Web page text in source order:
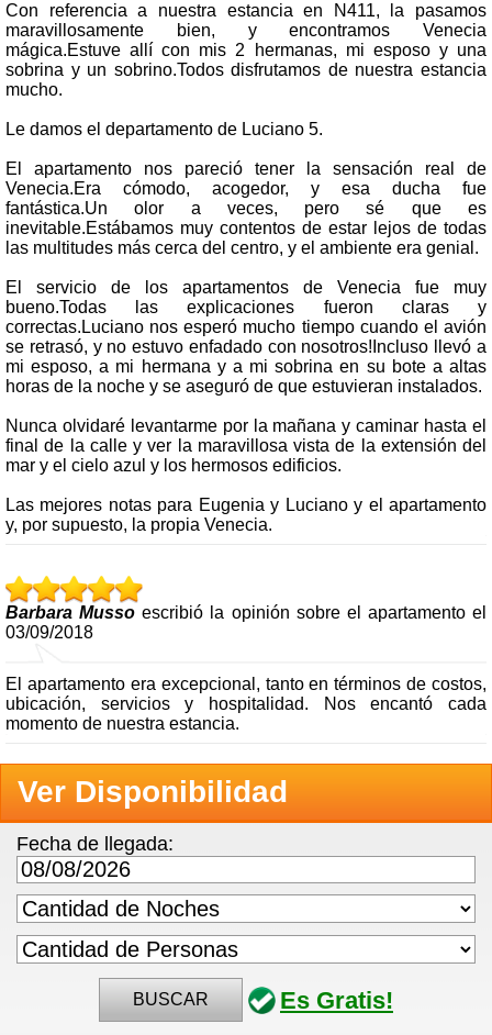
Con referencia a nuestra estancia en N411, la pasamos
maravillosamente bien, y encontramos Venecia
mágica.Estuve allí con mis 2 hermanas, mi esposo y una
sobrina y un sobrino.Todos disfrutamos de nuestra estancia
mucho.
Le damos el departamento de Luciano 5.
El apartamento nos pareció tener la sensación real de
Venecia.Era cómodo, acogedor, y esa ducha fue
fantástica.Un olor a veces, pero sé que es
inevitable.Estábamos muy contentos de estar lejos de todas
las multitudes más cerca del centro, y el ambiente era genial.
El servicio de los apartamentos de Venecia fue muy
bueno.Todas las explicaciones fueron claras y
correctas.Luciano nos esperó mucho tiempo cuando el avión
se retrasó, y no estuvo enfadado con nosotros!Incluso llevó a
mi esposo, a mi hermana y a mi sobrina en su bote a altas
horas de la noche y se aseguró de que estuvieran instalados.
Nunca olvidaré levantarme por la mañana y caminar hasta el
final de la calle y ver la maravillosa vista de la extensión del
mar y el cielo azul y los hermosos edificios.
Las mejores notas para Eugenia y Luciano y el apartamento
y, por supuesto, la propia Venecia.
Barbara Musso escribió la opinión sobre el apartamento el
03/09/2018
El apartamento era excepcional, tanto en términos de costos,
ubicación, servicios y hospitalidad. Nos encantó cada
momento de nuestra estancia.
Ver Disponibilidad
Fecha de llegada:
BUSCAR Es Gratis!